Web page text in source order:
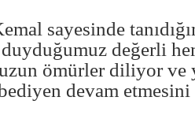
sayesinde
değerli
uzun ömürler diliyor
devam